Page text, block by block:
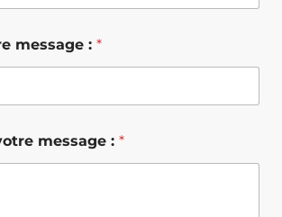
message : *
message : *